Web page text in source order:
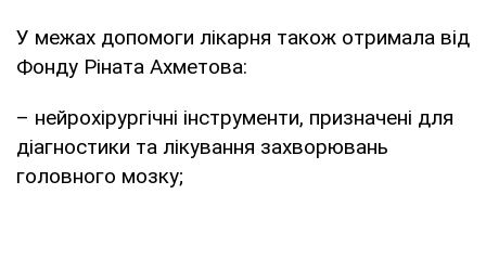
У межах допомоги лікарня також отримала від
Фонду Ріната Ахметова:
– нейрохірургічні інструменти, призначені для
діагностики та лікування захворювань
головного мозку;